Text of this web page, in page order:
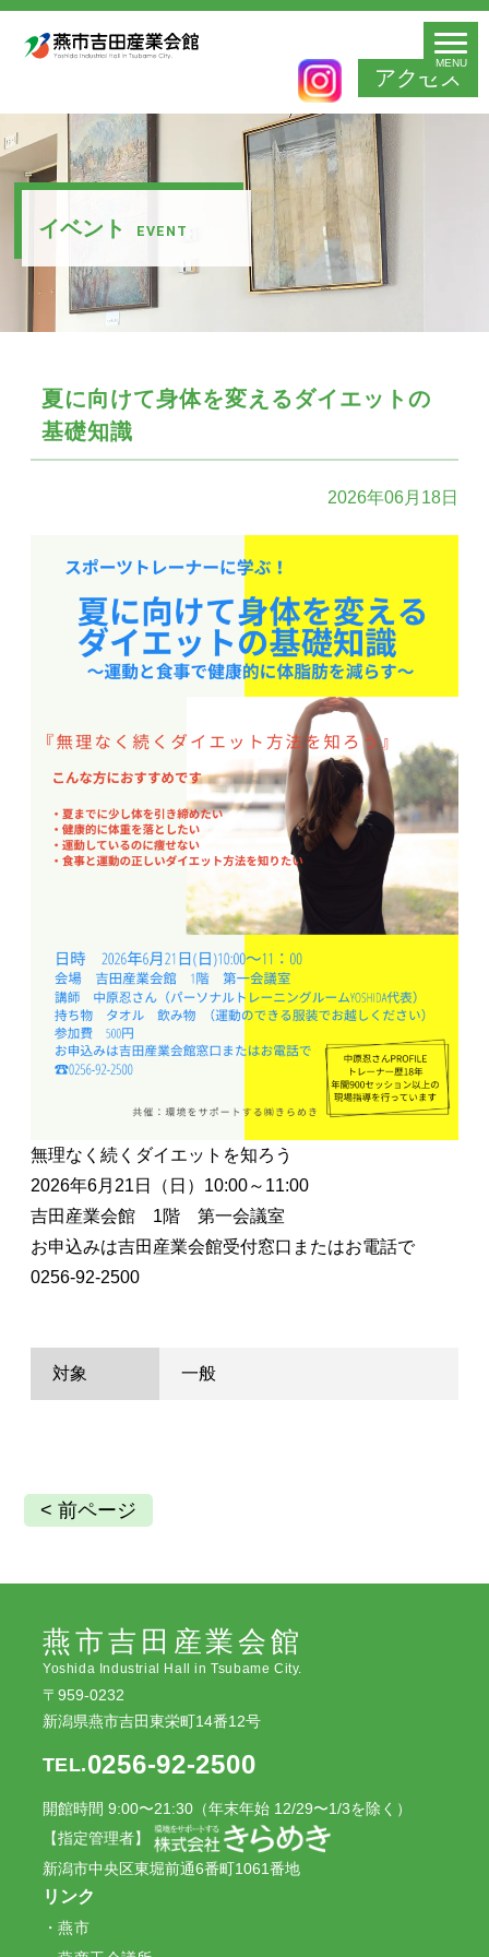
アクセス
MENU
イベント EVENT
夏に向けて身体を変えるダイエットの
基礎知識
2026年06月18日
無理なく続くダイエットを知ろう
2026年6月21日（日）10:00～11:00
吉田産業会館 1階 第一会議室
お申込みは吉田産業会館受付窓口またはお電話で
0256-92-2500
対象 一般
< 前ページ
燕市吉田産業会館
Yoshida Industrial Hall in Tsubame City.
〒959-0232
新潟県燕市吉田東栄町14番12号
TEL.0256-92-2500
開館時間 9:00〜21:30（年末年始 12/29〜1/3を除く）
【指定管理者】
新潟市中央区東堀前通6番町1061番地
リンク
燕市